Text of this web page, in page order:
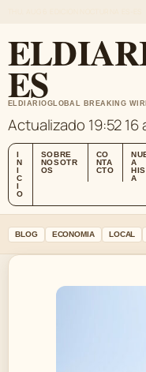
ES
ELDIARIOGLOBAL BREAKING
Actualizado 19:5216
I
N
I
C
I
O
SOBRE
NOSOTR
OS
CO
NTA
CTO
A
A
BLOG ECONOMIA LOCAL